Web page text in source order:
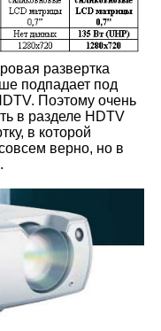
развертка
подпадает под
Поэтому очень
в разделе HDTV
в которой
верно, но в